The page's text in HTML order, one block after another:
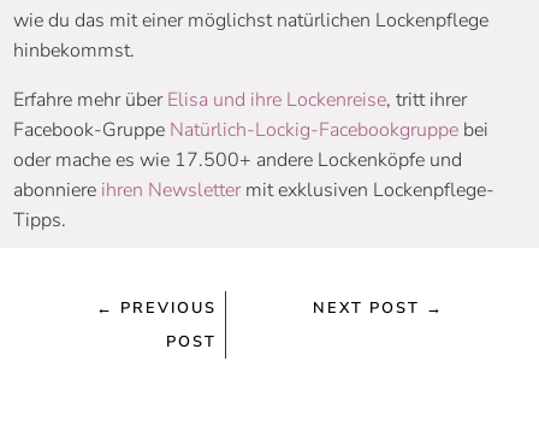
wie du das mit einer möglichst natürlichen Lockenpflege
hinbekommst.
Erfahre mehr überElisa und ihre Lockenreise, tritt ihrer
Facebook-Gruppe Natürlich-Lockig-Facebookgruppe bei
oder mache es wie 17.500+ andere Lockenköpfe und
abonniere ihren Newslettermit exklusiven Lockenpflege-
Tipps.
← PREVIOUS
POST
NEXT POST →